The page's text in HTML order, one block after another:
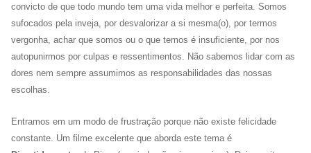
convicto de que todo mundo tem uma vida melhor e perfeita. Somos
sufocados pela inveja, por desvalorizar a si mesma(o), por termos
vergonha, achar que somos ou o que temos é insuficiente, por nos
autopunirmos por culpas e ressentimentos. Não sabemos lidar com as
dores nem sempre assumimos as responsabilidades das nossas
escolhas.
Entramos em um modo de frustração porque não existe felicidade
constante. Um filme excelente que aborda este tema é